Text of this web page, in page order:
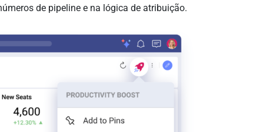
de pipeline e na lógica de atribuição.